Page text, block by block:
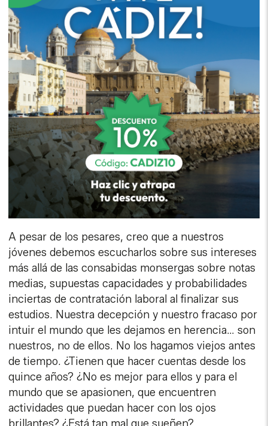
A pesar de los pesares, creo que a nuestros
jóvenes debemos escucharlos sobre sus intereses
más allá de las consabidas monsergas sobre notas
medias, supuestas capacidades y probabilidades
inciertas de contratación laboral al finalizar sus
estudios. Nuestra decepción y nuestro fracaso por
intuir el mundo que les dejamos en herencia… son
nuestros, no de ellos. No los hagamos viejos antes
de tiempo. ¿Tienen que hacer cuentas desde los
quince años? ¿No es mejor para ellos y para el
mundo que se apasionen, que encuentren
actividades que puedan hacer con los ojos